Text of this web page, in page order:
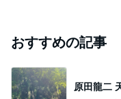
おすすめの記事
原田龍二